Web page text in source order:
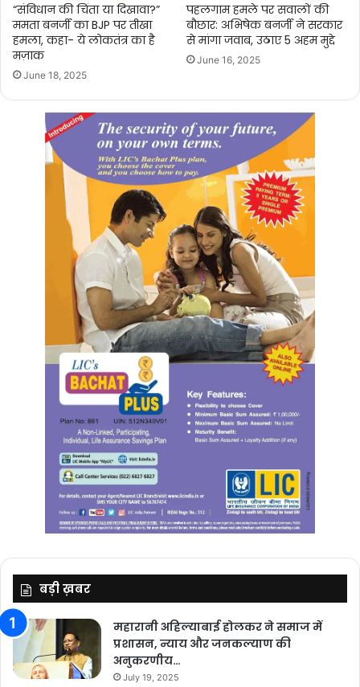
“संविधान की चिंता या दिखावा?”
ममता बनर्जी का BJP पर तीखा
हमला, कहा- ये लोकतंत्र का है
मज़ाक
June 18, 2025
पहलगाम हमले पर सवालों की
बौछार: अभिषेक बनर्जी ने सरकार
से मांगा जवाब, उठाए 5 अहम मुद्दे
June 16, 2025
बड़ी ख़बर
महारानी अहिल्याबाई होलकर ने समाज में
प्रशासन, न्याय और जनकल्याण की
अनुकरणीय…
July 19, 2025